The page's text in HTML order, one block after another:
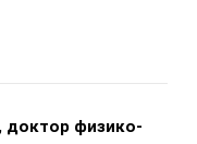
доктор физико-